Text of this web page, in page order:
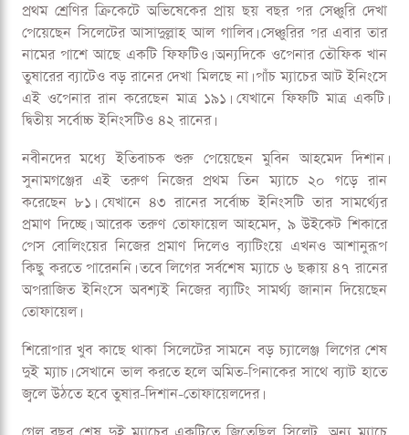
প্রথম শ্রেণির ক্রিকেটে অভিষেকের প্রায় ছয় বছর পর সেঞ্চুরি দেখা
পেয়েছেন সিলেটের আসাদুল্লাহ আল গালিব। সেঞ্চুরির পর এবার তার
নামের পাশে আছে একটি ফিফটিও। অন্যদিকে ওপেনার তৌফিক খান
তুষারের ব্যাটেও বড় রানের দেখা মিলছে না। পাঁচ ম্যাচের আট ইনিংসে
এই ওপেনার রান করেছেন মাত্র ১৯১। যেখানে ফিফটি মাত্র একটি।
দ্বিতীয় সর্বোচ্চ ইনিংসটিও ৪২ রানের।
নবীনদের মধ্যে ইতিবাচক শুরু পেয়েছেন মুবিন আহমেদ দিশান।
সুনামগঞ্জের এই তরুণ নিজের প্রথম তিন ম্যাচে ২০ গড়ে রান
করেছেন ৮১। যেখানে ৪৩ রানের সর্বোচ্চ ইনিংসটি তার সামর্থ্যের
প্রমাণ দিচ্ছে। আরেক তরুণ তোফায়েল আহমেদ, ৯ উইকেট শিকারে
পেস বোলিংয়ের নিজের প্রমাণ দিলেও ব্যাটিংয়ে এখনও আশানুরূপ
কিছু করতে পারেননি। তবে লিগের সর্বশেষ ম্যাচে ৬ ছক্কায় ৪৭ রানের
অপরাজিত ইনিংসে অবশ্যই নিজের ব্যাটিং সামর্থ্য জানান দিয়েছেন
তোফায়েল।
শিরোপার খুব কাছে থাকা সিলেটের সামনে বড় চ্যালেঞ্জ লিগের শেষ
দুই ম্যাচ। সেখানে ভাল করতে হলে অমিত-পিনাকের সাথে ব্যাট হাতে
জ্বলে উঠতে হবে তুষার-দিশান-তোফায়েলদের।